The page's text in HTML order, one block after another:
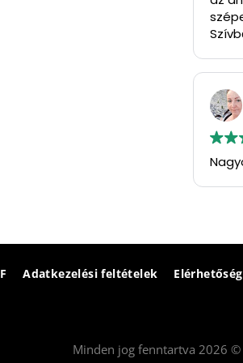
Adatkezelési feltételek Elérhetőség
Minden jog fenntartva 2026 ©